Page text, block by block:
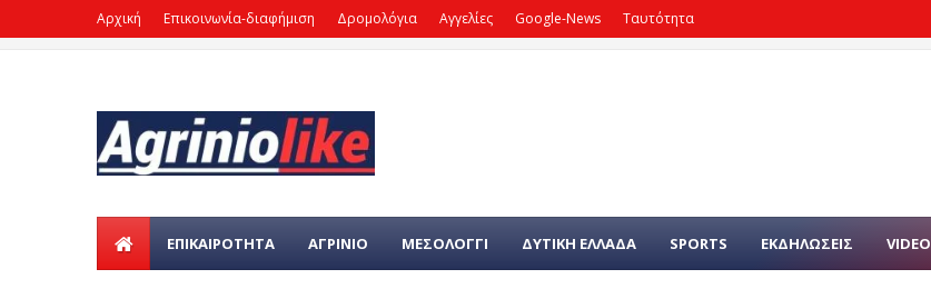
Αρχική Επικοινωνία-διαφήμιση Δρομολόγια Αγγελίες Google-News Ταυτότητα
ΕΠΙΚΑΙΡΌΤΗΤΑ ΑΓΡΙΝΙΟ ΜΕΣΟΛΟΓΓΙ ΔΥΤΙΚΗ ΕΛΛΑΔΑ SPORTS ΕΚΔΗΛΩΣΕΙΣ VIDEO